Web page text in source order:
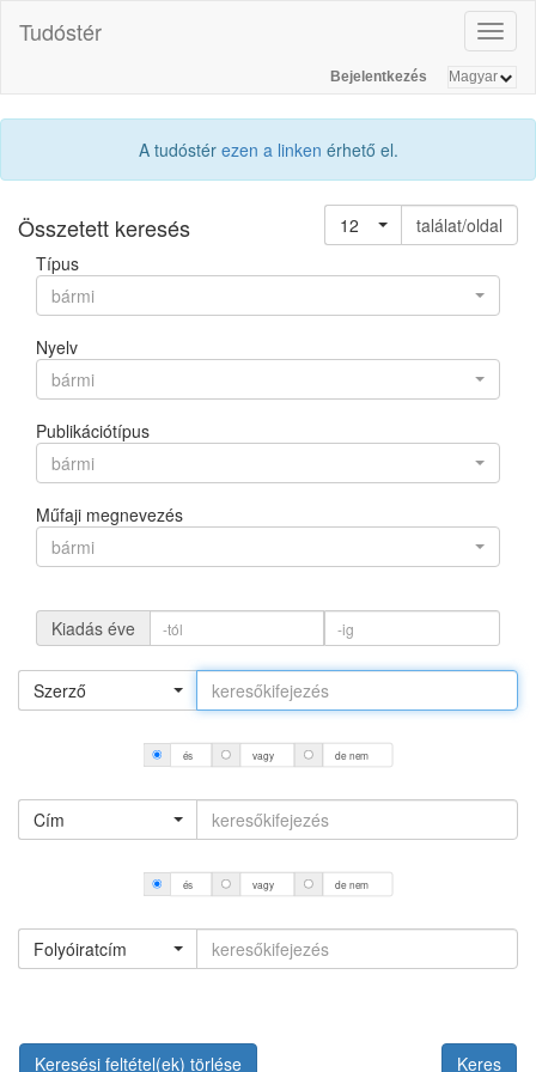
Tudóstér
Bejelentkezés
A tudóstér ezen a linken érhető el.
Összetett keresés 12
találat/oldal
Típus
bármi
Nyelv
bármi
Publikációtípus
bármi
Műfaji megnevezés
bármi
Kiadás éve
Szerző
és vagy de nem
Cím
és vagy de nem
Folyóiratcím
Keresési feltétel(ek) törlése